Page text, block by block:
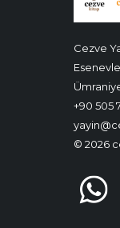
Cezve
+90 505
© 2026